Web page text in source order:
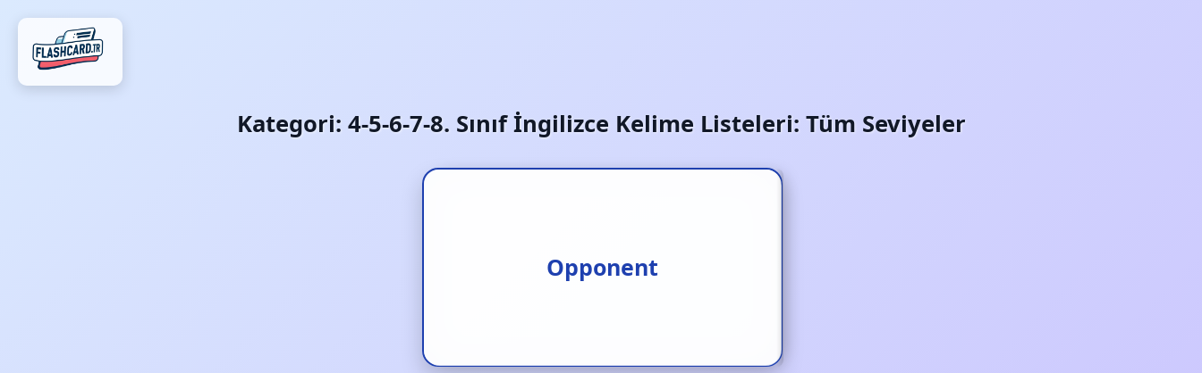
Kategori: 4-5-6-7-8. Sınıf İngilizce Kelime Listeleri: Tüm Seviyeler
Opponent
Karşı taraf/ rakip